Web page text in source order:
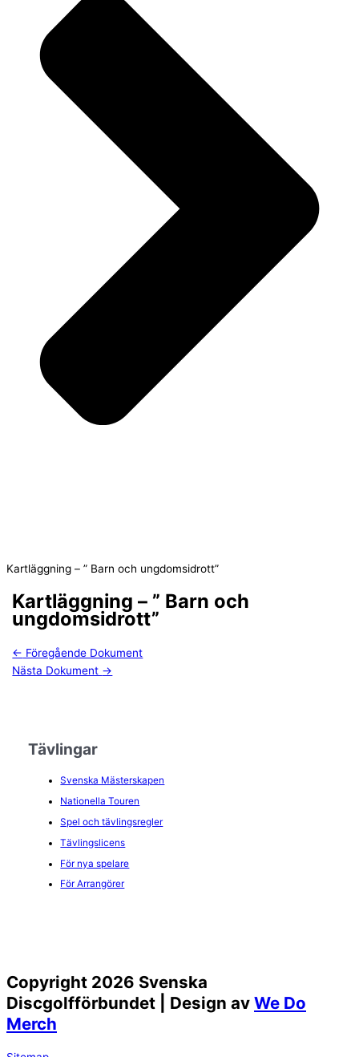
Kartläggning – ” Barn och ungdomsidrott”
Tävlingar
Svenska Mästerskapen
Nationella Touren
Spel och tävlingsregler
Tävlingslicens
För nya spelare
För Arrangörer
Kartläggning – ” Barn och
ungdomsidrott”
← Föregående Dokument
Nästa Dokument →
Copyright 2026 Svenska
Discgolfförbundet | Design av We Do
Merch